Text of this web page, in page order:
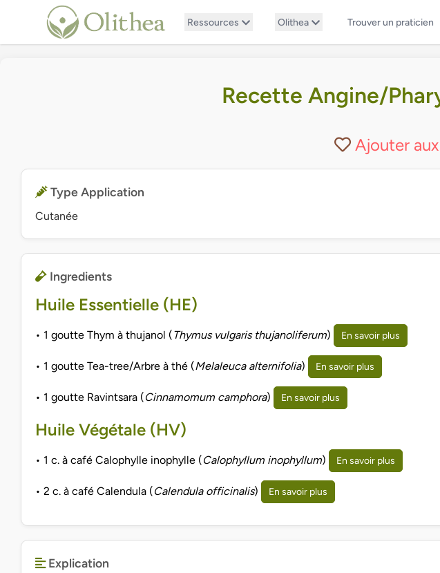
Ressources Olithea Trouver un praticien
Recette Angine/
Ajouter
Type Application
Cutanée
Ingredients
Huile Essentielle (HE)
• 1 goutte Thym à thujanol (Thymus vulgaris thujanoliferum) En savoir plus
• 1 goutte Tea-tree/Arbre à thé (Melaleuca alternifolia) En savoir plus
• 1 goutte Ravintsara (Cinnamomum camphora) En savoir plus
Huile Végétale (HV)
• 1 c. à café Calophylle inophylle (Calophyllum inophyllum) En savoir plus
• 2 c. à café Calendula (Calendula officinalis) En savoir plus
Explication